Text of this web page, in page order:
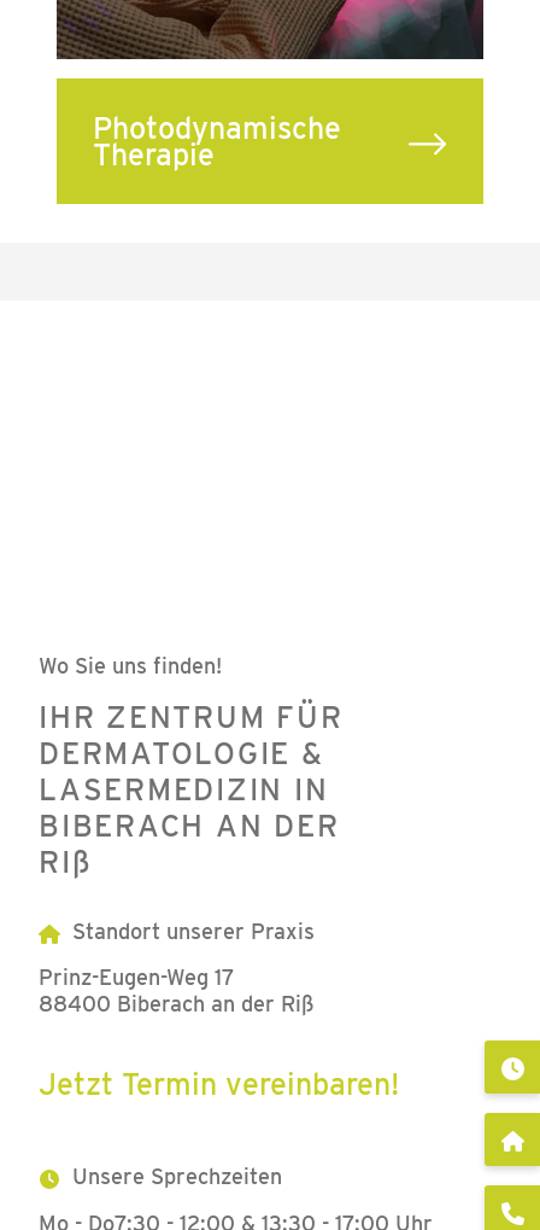
Photodynamische
Therapie
Wo Sie uns finden!
IHR ZENTRUM FÜR
DERMATOLOGIE &
LASERMEDIZIN IN
BIBERACH AN DER
RIß
Standort unserer Praxis
Prinz-Eugen-Weg 17
88400 Biberach an der Riß
Jetzt Termin vereinbaren!
Unsere Sprechzeiten
Mo - Do7:30 - 12:00 & 13:30 - 17:00 Uhr